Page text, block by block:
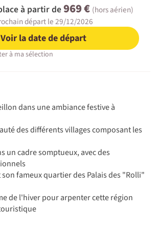
à partir de969 € (hors aérien)
départ le 29/12/2026
Voir la date de départ
à ma sélection
dans une ambiance festive à
des différents villages composant les
un cadre somptueux, avec des
son fameux quartier des Palais des "Rolli"
de l'hiver pour arpenter cette région